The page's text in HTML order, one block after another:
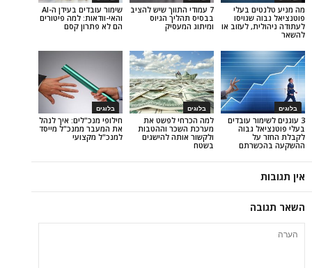
שימור עובדים בעידן ה-AI
והאי-וודאות: למה פיטורים
הם לא פתרון קסם
7 עמודי התווך שיש להציב
בבסיס תהליך הגיוס
ומיתוג המעסיק
בעלי
לעזוב או
בלוגים
חילופי מנכ"לים: איך לנהל
את המעבר ממנכ"ל מייסד
למנכ"ל מקצועי
בלוגים
למה הכרחי לפשט את
מערכת השכר וההטבות
ולקשור אותה להישגים
בשטח
עובדים
גבוה